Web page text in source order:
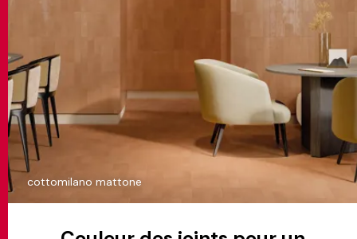
cottomilano mattone